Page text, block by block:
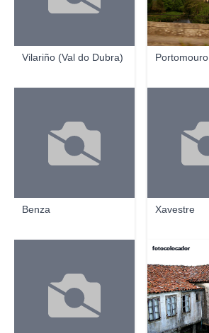
Vilariño (Val do Dubra) Portomouro
Benza Xavestre
fotocolocador